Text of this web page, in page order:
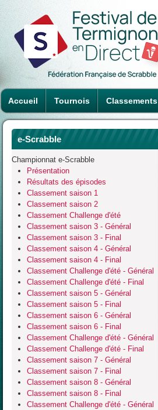
Accueil Tournois Classements
e-Scrabble
Championnat e-Scrabble
Présentation
Résultats des épisodes
Classement saison 1
Classement saison 2
Classement Challenge d'été
Classement saison 3 - Général
Classement saison 3 - Final
Classement saison 4 - Général
Classement saison 4 - Final
Classement Challenge d'été - Général
Classement Challenge d'été - Final
Classement saison 5 - Général
Classement saison 5 - Final
Classement saison 6 - Général
Classement saison 6 - Final
Classement Challenge d'été - Général
Classement Challenge d'été - Final
Classement saison 7 - Général
Classement saison 7 - Final
Classement saison 8 - Général
Classement saison 8 - Final
Classement Challenge d'été - Général